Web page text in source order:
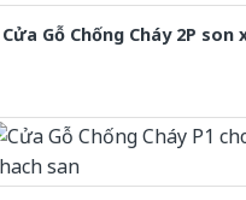
Cửa Gỗ Chống Cháy 2P son